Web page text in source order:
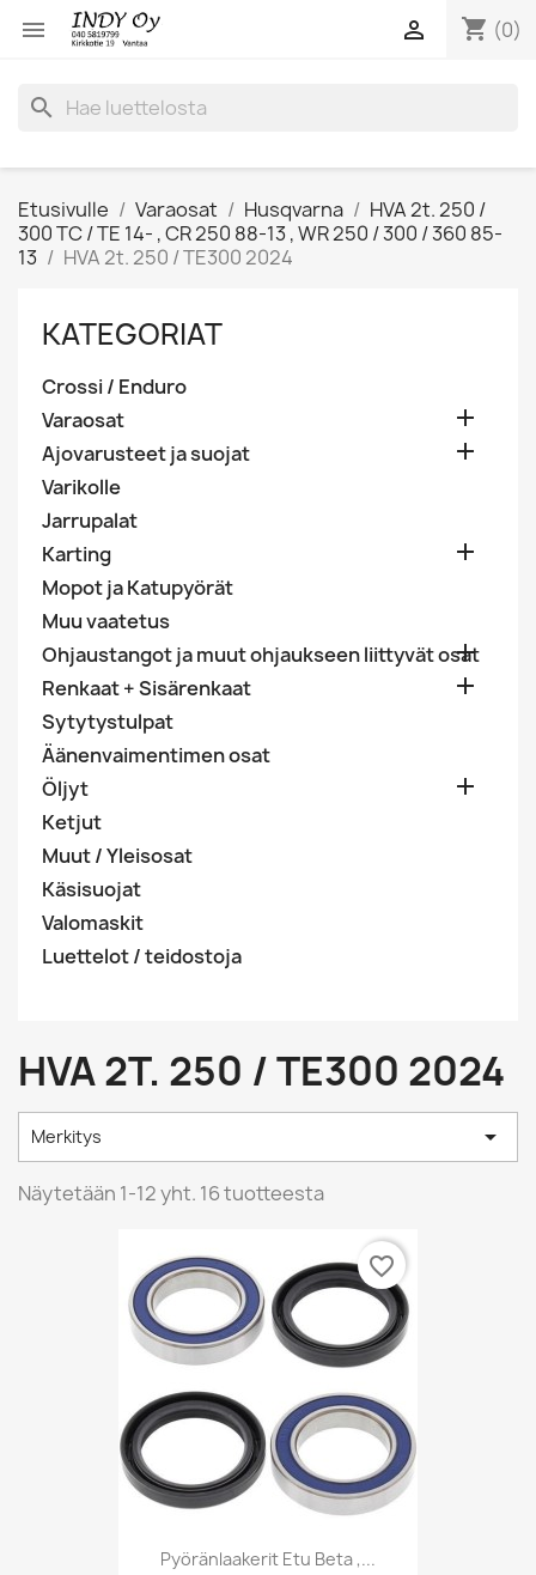
 shopping_cart (0)

search
Etusivulle Varaosat Husqvarna
HVA 2t. 250 /
300 TC / TE 14- , CR 250 88-13 , WR 250 / 300 / 360 85-
13
HVA 2t. 250 / TE300 2024
KATEGORIAT
Crossi / Enduro
Varaosat

Ajovarusteet ja suojat 
Varikolle
Jarrupalat
Karting

Mopot ja Katupyörät
Muu vaatetus
Ohjaustangot ja muut ohjaukseen liittyvät osat

Renkaat + Sisärenkaat 
Sytytystulpat
Äänenvaimentimen osat
Öljyt

Ketjut
Muut / Yleisosat
Käsisuojat
Valomaskit
Luettelot / teidostoja
HVA 2T. 250 / TE300 2024
Merkitys 
Näytetään 1-12 yht. 16 tuotteesta
Pyöränlaakerit Etu Beta ,...
favorite_border